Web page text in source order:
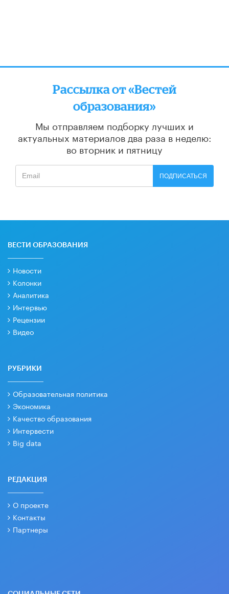
Рассылка от «Вестей
образования»
Мы отправляем подборку лучших и
актуальных материалов два раза в неделю:
во вторник и пятницу
ПОДПИСАТЬСЯ
ВЕСТИ ОБРАЗОВАНИЯ
Новости
Колонки
Аналитика
Интервью
Рецензии
Видео
РУБРИКИ
Образовательная политика
Экономика
Качество образования
Интервести
Big data
РЕДАКЦИЯ
О проекте
Контакты
Партнеры